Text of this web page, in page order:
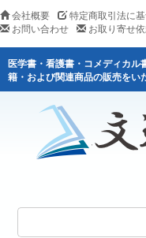
会社概要 特定商取引法に
お問い合わせ
お取り寄せ
医学書・看護書・コメディカル
籍・および関連商品の販売をい